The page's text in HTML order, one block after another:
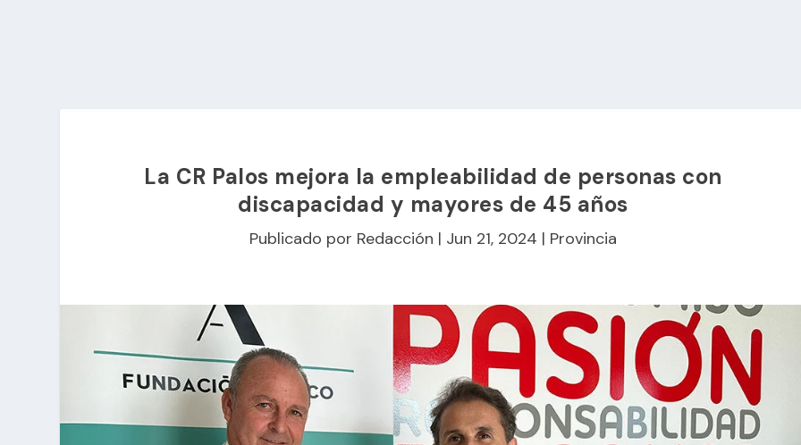
La CR Palos mejora la empleabilidad de personas con
discapacidad y mayores de 45 años
Publicado por Redacción | Jun 21, 2024 | Provincia